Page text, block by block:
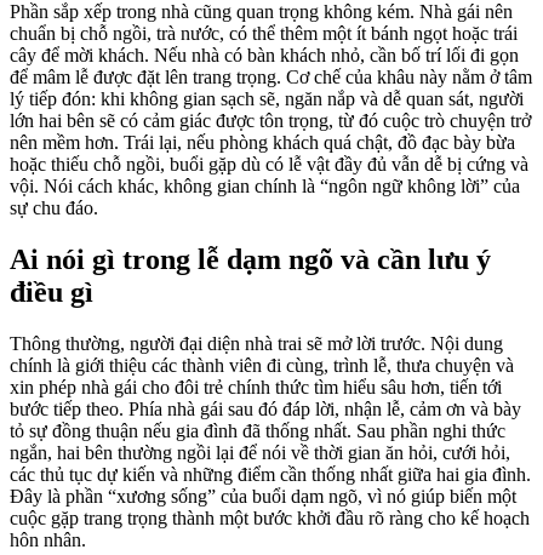
Phần sắp xếp trong nhà cũng quan trọng không kém. Nhà gái nên
chuẩn bị chỗ ngồi, trà nước, có thể thêm một ít bánh ngọt hoặc trái
cây để mời khách. Nếu nhà có bàn khách nhỏ, cần bố trí lối đi gọn
để mâm lễ được đặt lên trang trọng. Cơ chế của khâu này nằm ở tâm
lý tiếp đón: khi không gian sạch sẽ, ngăn nắp và dễ quan sát, người
lớn hai bên sẽ có cảm giác được tôn trọng, từ đó cuộc trò chuyện trở
nên mềm hơn. Trái lại, nếu phòng khách quá chật, đồ đạc bày bừa
hoặc thiếu chỗ ngồi, buổi gặp dù có lễ vật đầy đủ vẫn dễ bị cứng và
vội. Nói cách khác, không gian chính là “ngôn ngữ không lời” của
sự chu đáo.
Ai nói gì trong lễ dạm ngõ và cần lưu ý
điều gì
Thông thường, người đại diện nhà trai sẽ mở lời trước. Nội dung
chính là giới thiệu các thành viên đi cùng, trình lễ, thưa chuyện và
xin phép nhà gái cho đôi trẻ chính thức tìm hiểu sâu hơn, tiến tới
bước tiếp theo. Phía nhà gái sau đó đáp lời, nhận lễ, cảm ơn và bày
tỏ sự đồng thuận nếu gia đình đã thống nhất. Sau phần nghi thức
ngắn, hai bên thường ngồi lại để nói về thời gian ăn hỏi, cưới hỏi,
các thủ tục dự kiến và những điểm cần thống nhất giữa hai gia đình.
Đây là phần “xương sống” của buổi dạm ngõ, vì nó giúp biến một
cuộc gặp trang trọng thành một bước khởi đầu rõ ràng cho kế hoạch
hôn nhân.